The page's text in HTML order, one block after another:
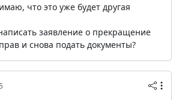
что это уже будет другая
заявление о прекращение
и снова подать документы?